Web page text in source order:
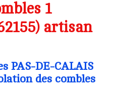
1
artisan
PAS-DE-CALAIS
des combles